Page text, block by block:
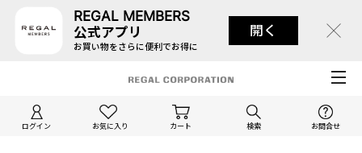
REGAL MEMBERS
公式アプリ
お買い物をさらに便利でお得に
開く
ログイン お気に入り カート 検索 お問合せ